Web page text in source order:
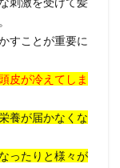
すことが重要に
皮が冷えてしま
養が届かなくな
ったりと様々が